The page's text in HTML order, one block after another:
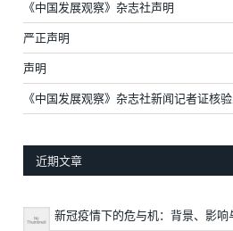
《中国发展观察》杂志社声明
严正声明
声明
《中国发展观察》杂志社新闻记者证核
近期文章
新冠疫情下的危与机：背景、影响